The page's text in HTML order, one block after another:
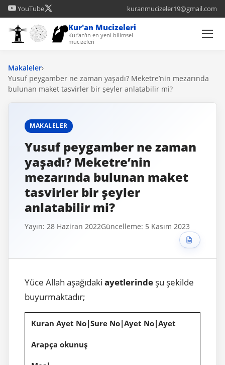
YouTube kuranmucizeler19@gmail.com
Kur'an Mucizeleri
Kur'an'ın en yeni bilimsel
mucizeleri
Makaleler›
Yusuf peygamber ne zaman yaşadı? Meketre’nin mezarında
bulunan maket tasvirler bir şeyler anlatabilir mi?
MAKALELER
Yusuf peygamber ne zaman
yaşadı? Meketre’nin
mezarında bulunan maket
tasvirler bir şeyler
anlatabilir mi?
Yayın: 28 Haziran 2022Güncelleme: 5 Kasım 2023
Yüce Allah aşağıdaki ayetlerinde şu şekilde
buyurmaktadır;
Kuran Ayet No|Sure No|Ayet No|Ayet
Arapça okunuş